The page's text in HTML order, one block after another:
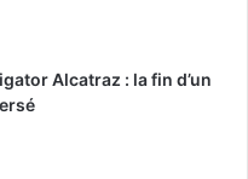
Alcatraz : la fin d’un